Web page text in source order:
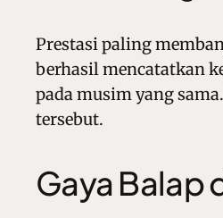
Prestasi paling
berhasil mencatatkan
pada musim yang
tersebut.
Gaya Balap